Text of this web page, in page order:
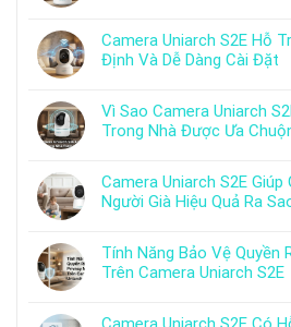
Camera Uniarch S2E Hỗ
Định Và Dễ Dàng Cài Đặt
Vì Sao Camera Uniarch
Trong Nhà Được Ưa
Camera Uniarch S2E
Người Già Hiệu Quả Ra
Tính Năng Bảo Vệ Quyền
Trên Camera Uniarch S2E